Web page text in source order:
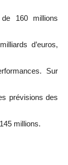
160 millions
d’euros,
Sur
prévisions des
millions.